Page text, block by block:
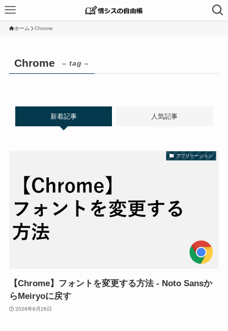
ホーム Chrome
Chrome – tag –
新着記事 人気記事
アプリケーション
【Chrome】フォントを変更する方法 - Noto Sansか
らMeiryoに戻す
2026年6月26日